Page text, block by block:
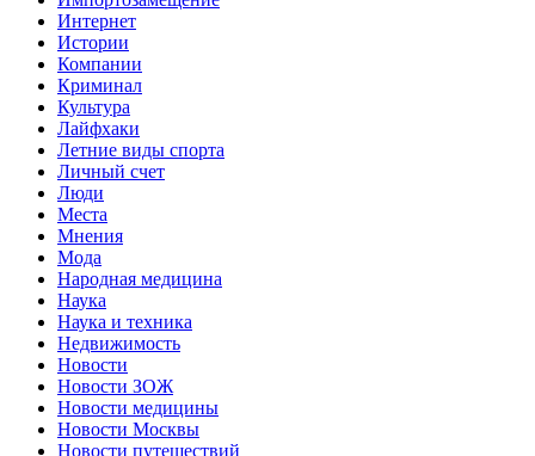
Интернет
Истории
Компании
Криминал
Культура
Лайфхаки
Летние виды спорта
Личный счет
Люди
Места
Мнения
Мода
Народная медицина
Наука
Наука и техника
Недвижимость
Новости
Новости ЗОЖ
Новости медицины
Новости Москвы
Новости путешествий